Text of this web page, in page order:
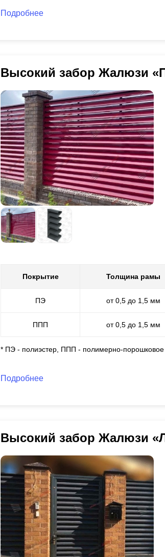
Подробнее
Высокий забор Жалюзи
Покрытие Толщина рамы
ПЭ от 0,5 до 1,5 мм
ППП от 0,5 до 1,5 мм
* ПЭ - полиэстер, ППП - полимерно-порошковое
Подробнее
Высокий забор Жалюзи